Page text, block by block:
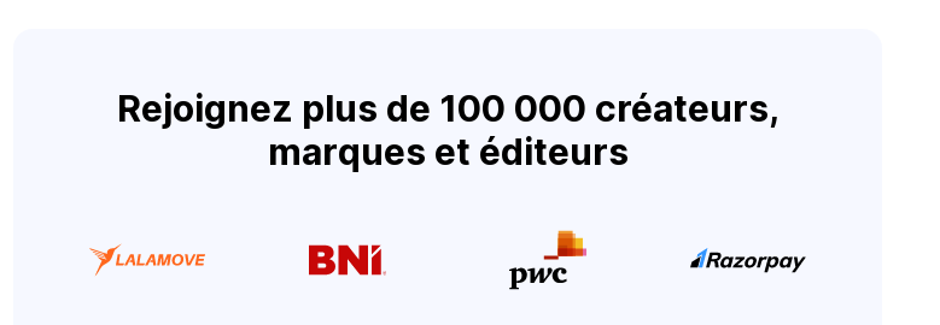
Rejoignez plus de 100 000 créateurs,
marques et éditeurs